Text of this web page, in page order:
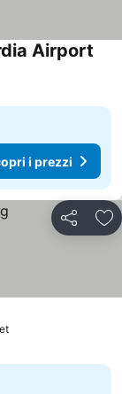
Airport
i prezzi
Condividi
Scopri i prezzi